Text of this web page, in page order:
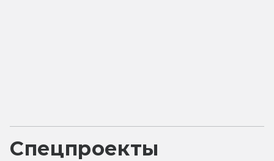
Спецпроекты